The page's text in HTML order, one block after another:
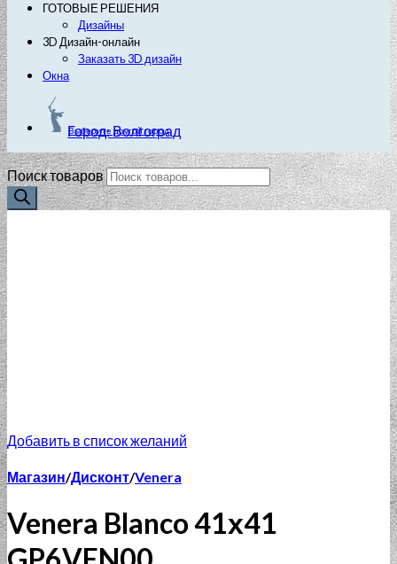
ГОТОВЫЕ РЕШЕНИЯ
Дизайны
3D Дизайн-онлайн
Заказать 3D дизайн
Окна
Город: Волгоград
Выберите другой город
Поиск товаров
Добавить в список желаний
Магазин/Дисконт/Venera
Venera Blanco 41х41